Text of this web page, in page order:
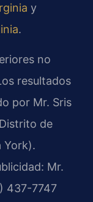
y
.
no
resultados
por Mr. Sris
de
York).
Mr.
437-7747